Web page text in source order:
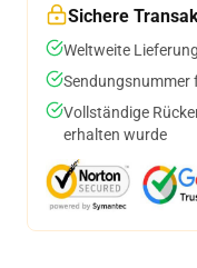
Sichere
Weltweite
Sendungsnummer
Vollständige
erhalten wurde